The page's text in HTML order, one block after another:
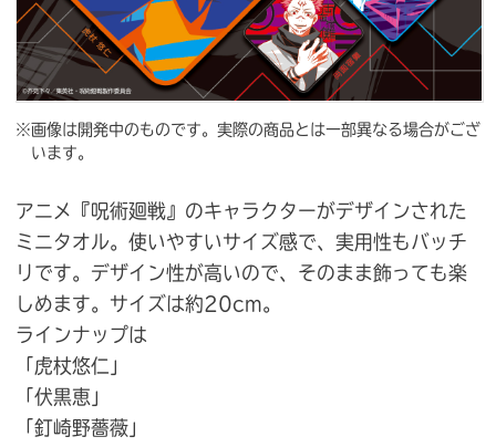
※画像は開発中のものです。実際の商品とは一部異なる場合がござ
います。
アニメ『呪術廻戦』のキャラクターがデザインされた
ミニタオル。使いやすいサイズ感で、実用性もバッチ
リです。デザイン性が高いので、そのまま飾っても楽
しめます。サイズは約20cm。
ラインナップは
「虎杖悠仁」
「伏黒恵」
「釘崎野薔薇」